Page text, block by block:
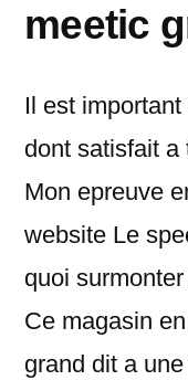
meetic
Il est
dont satisfait
Mon epreuve
website Le
quoi
Ce magasin
grand dit a